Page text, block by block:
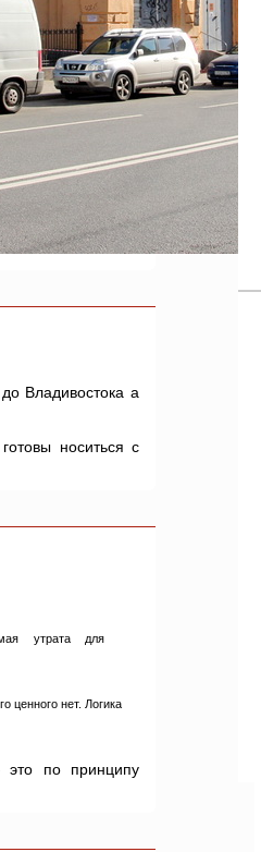
Владивостока а
носиться с
утрата для
ценного нет. Логика
это по принципу